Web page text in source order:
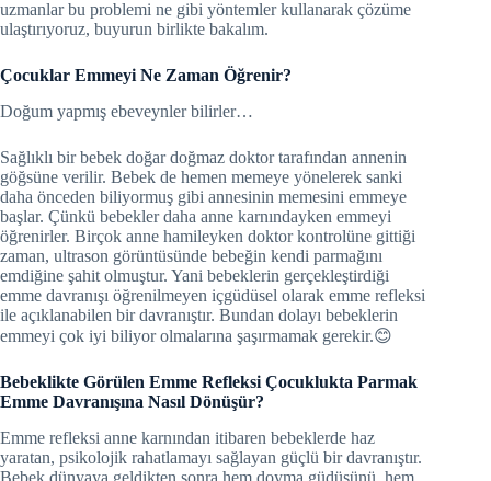
uzmanlar bu problemi ne gibi yöntemler kullanarak çözüme
ulaştırıyoruz, buyurun birlikte bakalım.
Çocuklar Emmeyi Ne Zaman Öğrenir?
Doğum yapmış ebeveynler bilirler…
Sağlıklı bir bebek doğar doğmaz doktor tarafından annenin
göğsüne verilir. Bebek de hemen memeye yönelerek sanki
daha önceden biliyormuş gibi annesinin memesini emmeye
başlar. Çünkü bebekler daha anne karnındayken emmeyi
öğrenirler. Birçok anne hamileyken doktor kontrolüne gittiği
zaman, ultrason görüntüsünde bebeğin kendi parmağını
emdiğine şahit olmuştur. Yani bebeklerin gerçekleştirdiği
emme davranışı öğrenilmeyen içgüdüsel olarak emme refleksi
ile açıklanabilen bir davranıştır. Bundan dolayı bebeklerin
emmeyi çok iyi biliyor olmalarına şaşırmamak gerekir.😊
Bebeklikte Görülen Emme Refleksi Çocuklukta Parmak
Emme Davranışına Nasıl Dönüşür?
Emme refleksi anne karnından itibaren bebeklerde haz
yaratan, psikolojik rahatlamayı sağlayan güçlü bir davranıştır.
Bebek dünyaya geldikten sonra hem doyma güdüsünü, hem